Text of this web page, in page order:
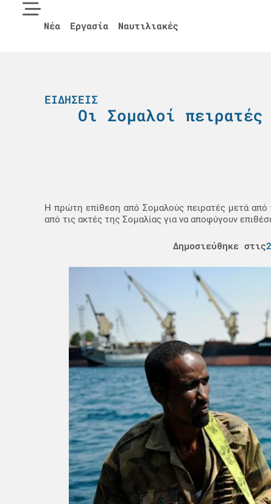
Νέα Εργασία Ναυτιλιακές
ΕΙΔΉΣΕΙΣ
Οι Σομαλοί
Η πρώτη επίθεση από Σομαλούς πειρατές μετά από
από τις ακτές της Σομαλίας για να αποφύγουν
Δημοσιεύθηκε στις